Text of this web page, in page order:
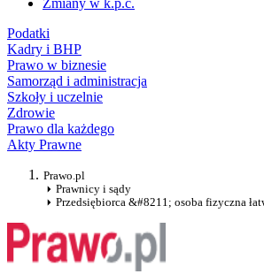
Zmiany w k.p.c.
Podatki
Kadry i BHP
Prawo w biznesie
Samorząd i administracja
Szkoły i uczelnie
Zdrowie
Prawo dla każdego
Akty Prawne
Prawo.pl
Prawnicy i sądy
Przedsiębiorca &#8211; osoba fizyczna